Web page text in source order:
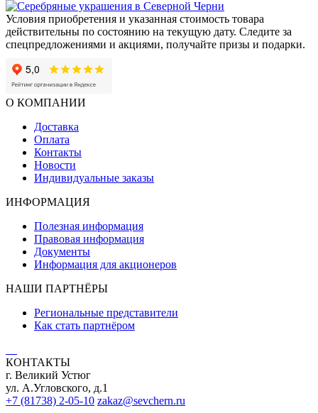
Условия приобретения и указанная стоимость товара
действительны по состоянию на текущую дату. Следите за
спецпредложениями и акциями, получайте призы и подарки.
О КОМПАНИИ
Доставка
Оплата
Контакты
Новости
Индивидуальные заказы
ИНФОРМАЦИЯ
Полезная информация
Правовая информация
Документы
Информация для акционеров
НАШИ ПАРТНЁРЫ
Региональные представители
Как стать партнёром
КОНТАКТЫ
г. Великий Устюг
ул. А.Угловского, д.1
+7 (81738) 2-05-10 zakaz@sevchern.ru